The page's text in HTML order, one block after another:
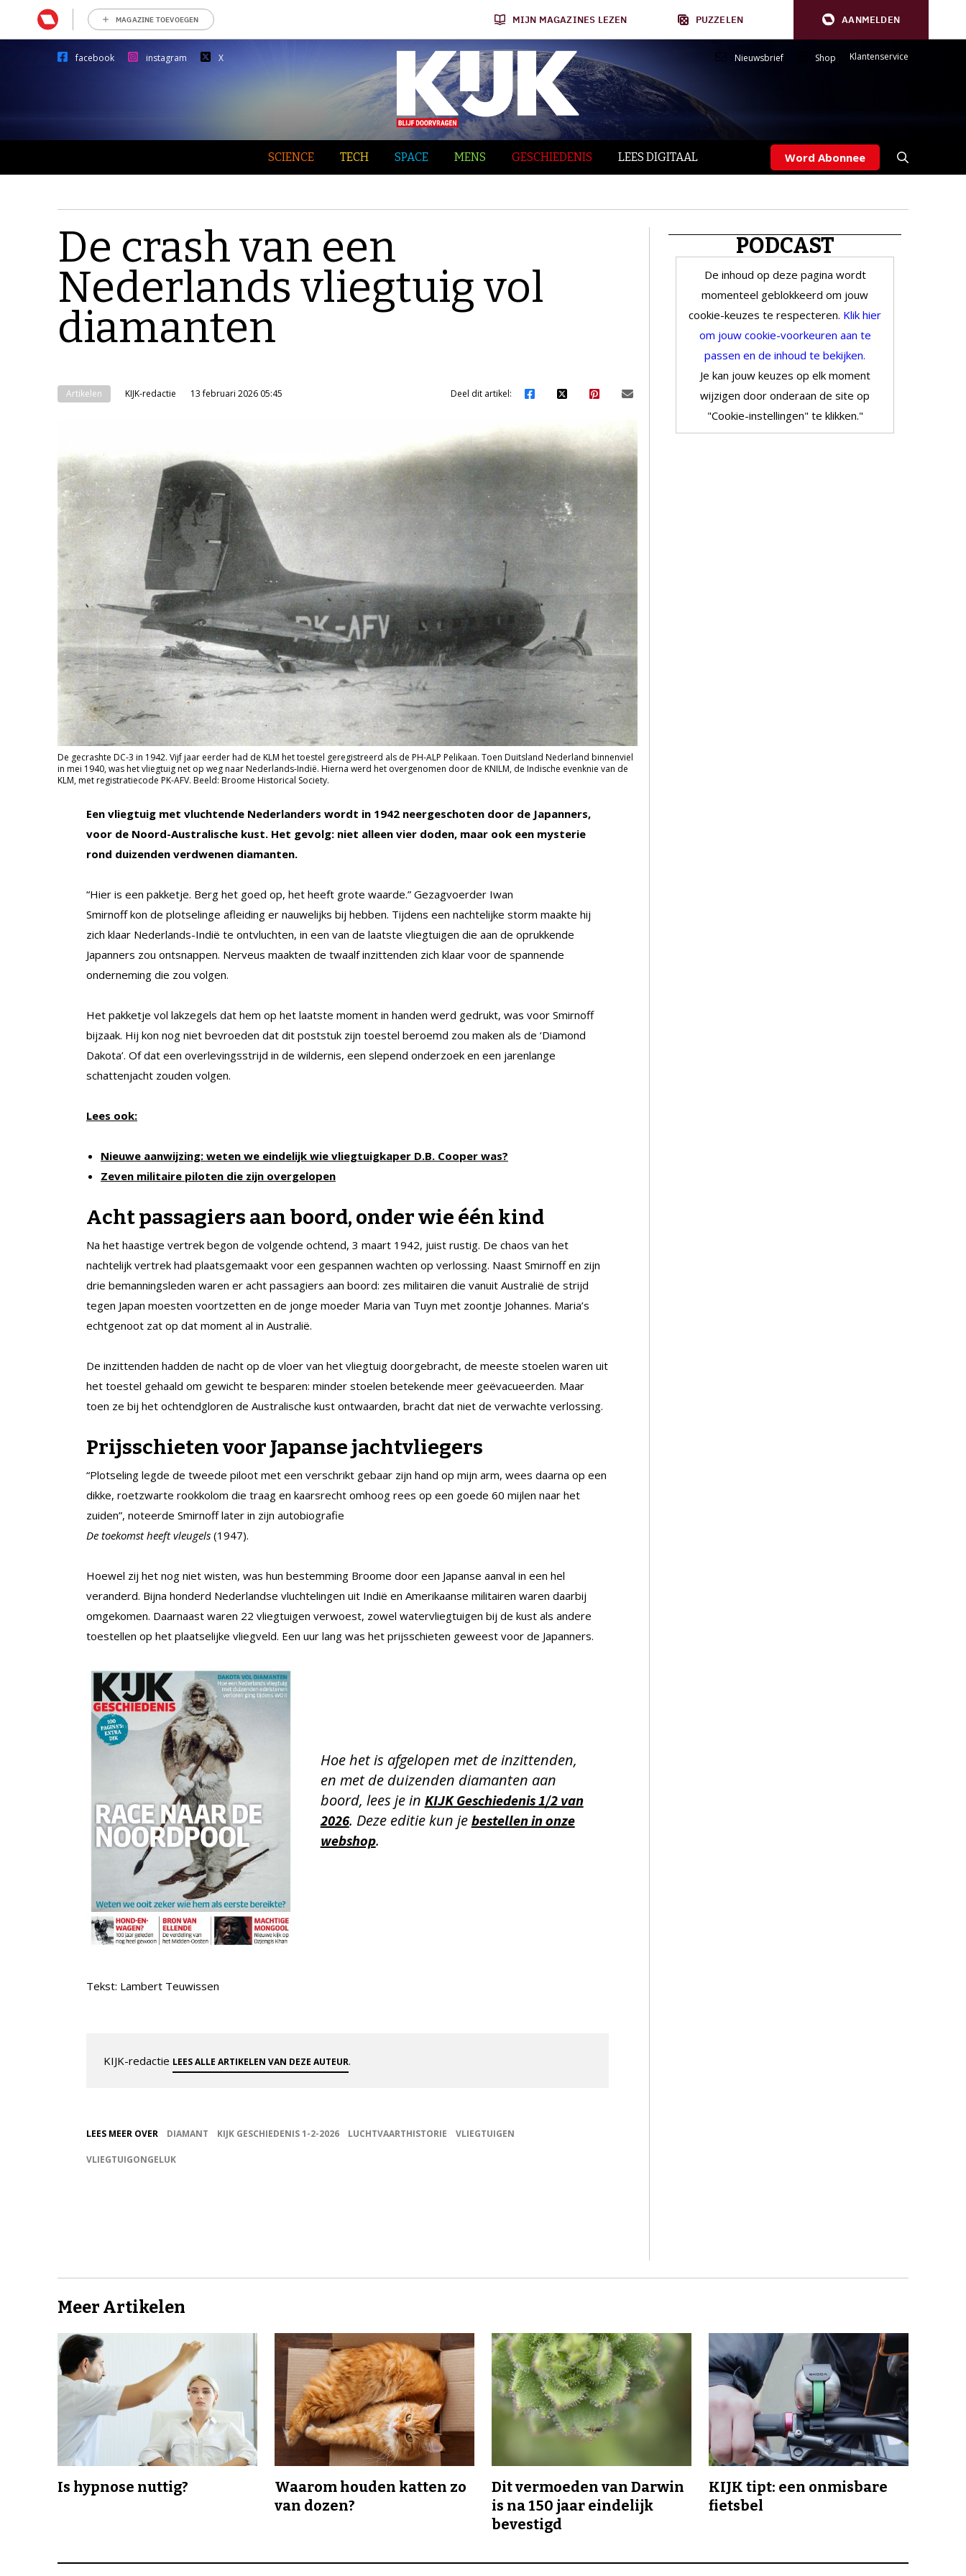
MAGAZINE TOEVOEGEN MIJN MAGAZINES LEZEN PUZZELEN AANMELDEN
facebook instagram X Nieuwsbrief Shop Klantenservice
SCIENCE TECH SPACE MENS GESCHIEDENIS LEES DIGITAAL Word Abonnee
De crash van een
Nederlands vliegtuig vol
diamanten
Artikelen KIJK-redactie 13 februari 2026 05:45 Deel dit artikel:
De gecrashte DC-3 in 1942. Vijf jaar eerder had de KLM het toestel geregistreerd als de PH-ALP Pelikaan. Toen Duitsland Nederland binnenviel
in mei 1940, was het vliegtuig net op weg naar Nederlands-Indië. Hierna werd het overgenomen door de KNILM, de Indische evenknie van de
KLM, met registratiecode PK-AFV. Beeld: Broome Historical Society.
Een vliegtuig met vluchtende Nederlanders wordt in 1942 neergeschoten door de Japanners,
voor de Noord-Australische kust. Het gevolg: niet alleen vier doden, maar ook een mysterie
rond duizenden verdwenen diamanten.
“Hier is een pakketje. Berg het goed op, het heeft grote waarde.” Gezagvoerder Iwan
Smirnoff kon de plotselinge afleiding er nauwelijks bij hebben. Tijdens een nachtelijke storm maakte hij
zich klaar Nederlands-Indië te ontvluchten, in een van de laatste vliegtuigen die aan de oprukkende
Japanners zou ontsnappen. Nerveus maakten de twaalf inzittenden zich klaar voor de spannende
onderneming die zou volgen.
Het pakketje vol lakzegels dat hem op het laatste moment in handen werd gedrukt, was voor Smirnoff
bijzaak. Hij kon nog niet bevroeden dat dit poststuk zijn toestel beroemd zou maken als de ‘Diamond
Dakota’. Of dat een overlevingsstrijd in de wildernis, een slepend onderzoek en een jarenlange
schattenjacht zouden volgen.
Lees ook:
Nieuwe aanwijzing: weten we eindelijk wie vliegtuigkaper D.B. Cooper was?
Zeven militaire piloten die zijn overgelopen
Acht passagiers aan boord, onder wie één kind
Na het haastige vertrek begon de volgende ochtend, 3 maart 1942, juist rustig. De chaos van het
nachtelijk vertrek had plaatsgemaakt voor een gespannen wachten op verlossing. Naast Smirnoff en zijn
drie bemanningsleden waren er acht passagiers aan boord: zes militairen die vanuit Australië de strijd
tegen Japan moesten voortzetten en de jonge moeder Maria van Tuyn met zoontje Johannes. Maria’s
echtgenoot zat op dat moment al in Australië.
De inzittenden hadden de nacht op de vloer van het vliegtuig doorgebracht, de meeste stoelen waren uit
het toestel gehaald om gewicht te besparen: minder stoelen betekende meer geëvacueerden. Maar
toen ze bij het ochtendgloren de Australische kust ontwaarden, bracht dat niet de verwachte verlossing.
Prijsschieten voor Japanse jachtvliegers
“Plotseling legde de tweede piloot met een verschrikt gebaar zijn hand op mijn arm, wees daarna op een
dikke, roetzwarte rookkolom die traag en kaarsrecht omhoog rees op een goede 60 mijlen naar het
zuiden”, noteerde Smirnoff later in zijn autobiografie
De toekomst heeft vleugels (1947).
Hoewel zij het nog niet wisten, was hun bestemming Broome door een Japanse aanval in een hel
veranderd. Bijna honderd Nederlandse vluchtelingen uit Indië en Amerikaanse militairen waren daarbij
omgekomen. Daarnaast waren 22 vliegtuigen verwoest, zowel watervliegtuigen bij de kust als andere
toestellen op het plaatselijke vliegveld. Een uur lang was het prijsschieten geweest voor de Japanners.
Hoe het is afgelopen met de inzittenden,
en met de duizenden diamanten aan
boord, lees je in KIJK Geschiedenis 1/2 van
2026. Deze editie kun je bestellen in onze
webshop.
Tekst: Lambert Teuwissen
KIJK-redactie LEES ALLE ARTIKELEN VAN DEZE AUTEUR.
LEES MEER OVER DIAMANT KIJK GESCHIEDENIS 1-2-2026 LUCHTVAARTHISTORIE VLIEGTUIGEN
VLIEGTUIGONGELUK
PODCAST
De inhoud op deze pagina wordt
momenteel geblokkeerd om jouw
cookie-keuzes te respecteren. Klik hier
om jouw cookie-voorkeuren aan te
passen en de inhoud te bekijken.
Je kan jouw keuzes op elk moment
wijzigen door onderaan de site op
"Cookie-instellingen" te klikken."
Meer Artikelen
Is hypnose nuttig?
Waarom houden katten zo
van dozen?
Dit vermoeden van Darwin
is na 150 jaar eindelijk
bevestigd
KIJK tipt: een onmisbare
fietsbel